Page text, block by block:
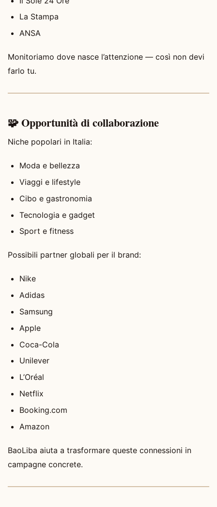
La Stampa
ANSA
Monitoriamo dove nasce l’attenzione — così non devi
farlo tu.
🧩 Opportunità di collaborazione
Niche popolari in Italia:
Moda e bellezza
Viaggi e lifestyle
Cibo e gastronomia
Tecnologia e gadget
Sport e fitness
Possibili partner globali per il brand:
Nike
Adidas
Samsung
Apple
Coca-Cola
Unilever
L’Oréal
Netflix
Booking.com
Amazon
BaoLiba aiuta a trasformare queste connessioni in
campagne concrete.